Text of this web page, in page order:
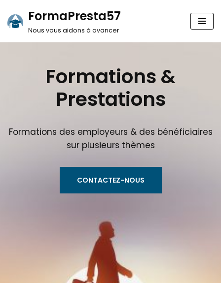
Aller
FormaPresta57
Nous vous aidons à avancer
Formations &
Prestations
Formations des employeurs & des bénéficiaires
sur plusieurs thèmes
CONTACTEZ-NOUS